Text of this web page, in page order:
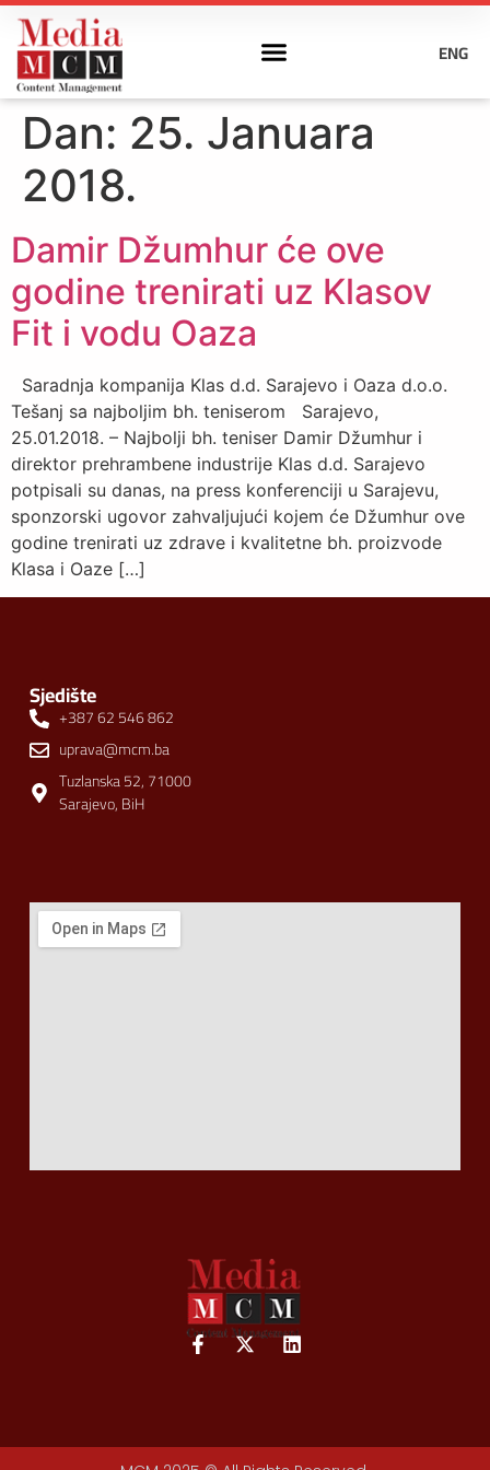
ENG
Dan: 25. Januara
2018.
Damir Džumhur će ove
godine trenirati uz Klasov
Fit i vodu Oaza
Saradnja kompanija Klas d.d. Sarajevo i Oaza d.o.o.
Tešanj sa najboljim bh. teniserom Sarajevo,
25.01.2018. – Najbolji bh. teniser Damir Džumhur i
direktor prehrambene industrije Klas d.d. Sarajevo
potpisali su danas, na press konferenciji u Sarajevu,
sponzorski ugovor zahvaljujući kojem će Džumhur ove
godine trenirati uz zdrave i kvalitetne bh. proizvode
Klasa i Oaze […]
Sjedište
+387 62 546 862
uprava@mcm.ba
Tuzlanska 52, 71000
Sarajevo, BiH